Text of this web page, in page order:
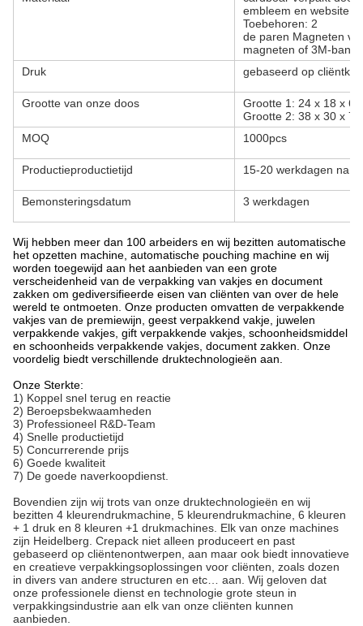
embleem en website
Toebehoren: 2
de paren Magneten
magneten of 3M-
Druk
gebaseerd op
Grootte van onze doos
Grootte 1: 24 x 18 x
Grootte 2: 38 x 30 x
MOQ
1000pcs
Productieproductietijd 15-20 werkdagen na
Bemonsteringsdatum 3 werkdagen
Wij hebben meer dan 100 arbeiders en wij bezitten automatische
het opzetten machine, automatische pouching machine en wij
worden toegewijd aan het aanbieden van een grote
verscheidenheid van de verpakking van vakjes en document
zakken om gediversifieerde eisen van cliënten van over de hele
wereld te ontmoeten. Onze producten omvatten de verpakkende
vakjes van de premiewijn, geest verpakkend vakje, juwelen
verpakkende vakjes, gift verpakkende vakjes, schoonheidsmiddel
en schoonheids verpakkende vakjes, document zakken. Onze
voordelig biedt verschillende druktechnologieën aan.
Onze Sterkte:
1) Koppel snel terug en reactie
2) Beroepsbekwaamheden
3) Professioneel R&D-Team
4) Snelle productietijd
5) Concurrerende prijs
6) Goede kwaliteit
7) De goede naverkoopdienst.
Bovendien zijn wij trots van onze druktechnologieën en wij
bezitten 4 kleurendrukmachine, 5 kleurendrukmachine, 6 kleuren
+ 1 druk en 8 kleuren +1 drukmachines. Elk van onze machines
zijn Heidelberg. Crepack niet alleen produceert en past
gebaseerd op cliëntenontwerpen, aan maar ook biedt innovatieve
en creatieve verpakkingsoplossingen voor cliënten, zoals dozen
in divers van andere structuren en etc… aan. Wij geloven dat
onze professionele dienst en technologie grote steun in
verpakkingsindustrie aan elk van onze cliënten kunnen
aanbieden.